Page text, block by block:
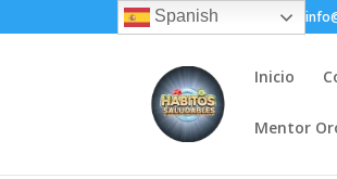
+(505) 8200-1450
Inicio
Mentor
Spanish